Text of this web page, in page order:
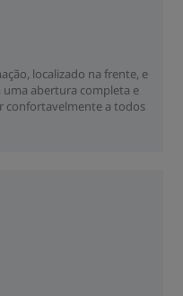
localizado na frente, e
abertura completa e
confortavelmente a todos